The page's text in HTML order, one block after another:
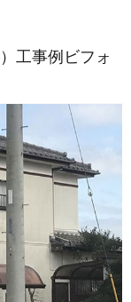
工事例ビフォ